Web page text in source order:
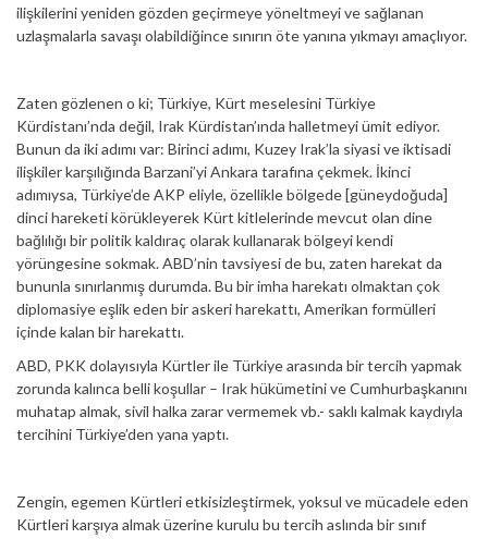
ilişkilerini yeniden gözden geçirmeye yöneltmeyi ve sağlanan
uzlaşmalarla savaşı olabildiğince sınırın öte yanına yıkmayı amaçlıyor.
Zaten gözlenen o ki; Türkiye, Kürt meselesini Türkiye
Kürdistanı’nda değil, Irak Kürdistan’ında halletmeyi ümit ediyor.
Bunun da iki adımı var: Birinci adımı, Kuzey Irak’la siyasi ve iktisadi
ilişkiler karşılığında Barzani’yi Ankara tarafına çekmek. İkinci
adımıysa, Türkiye’de AKP eliyle, özellikle bölgede [güneydoğuda]
dinci hareketi körükleyerek Kürt kitlelerinde mevcut olan dine
bağlılığı bir politik kaldıraç olarak kullanarak bölgeyi kendi
yörüngesine sokmak. ABD’nin tavsiyesi de bu, zaten harekat da
bununla sınırlanmış durumda. Bu bir imha harekatı olmaktan çok
diplomasiye eşlik eden bir askeri harekattı, Amerikan formülleri
içinde kalan bir harekattı.
ABD, PKK dolayısıyla Kürtler ile Türkiye arasında bir tercih yapmak
zorunda kalınca belli koşullar – Irak hükümetini ve Cumhurbaşkanını
muhatap almak, sivil halka zarar vermemek vb.- saklı kalmak kaydıyla
tercihini Türkiye’den yana yaptı.
Zengin, egemen Kürtleri etkisizleştirmek, yoksul ve mücadele eden
Kürtleri karşıya almak üzerine kurulu bu tercih aslında bir sınıf